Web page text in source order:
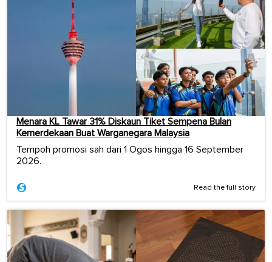
Menara KL Tawar 31% Diskaun Tiket Sempena Bulan
Kemerdekaan Buat Warganegara Malaysia
Tempoh promosi sah dari 1 Ogos hingga 16 September
2026.
Read the full story